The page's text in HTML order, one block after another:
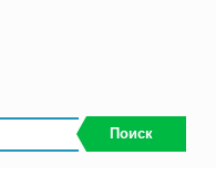
Поиск